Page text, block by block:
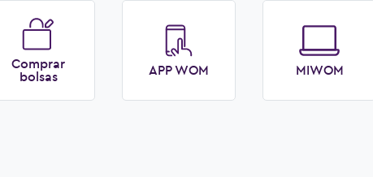
Comprar
bolsas
APP WOM MIWOM